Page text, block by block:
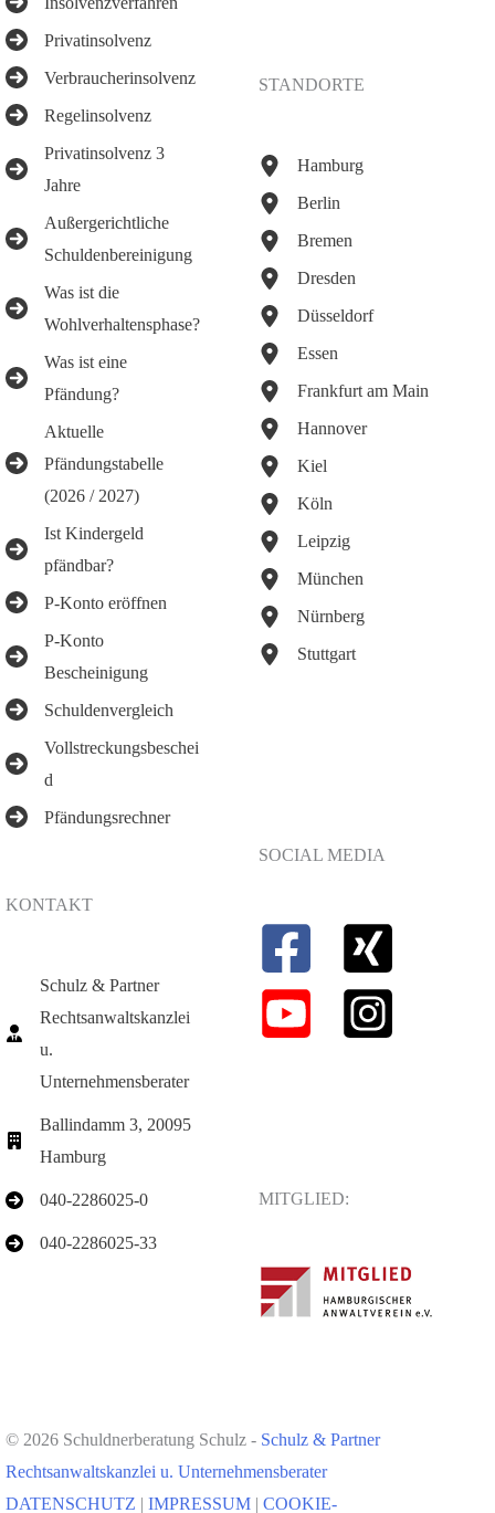
Privatinsolvenz
Verbraucherinsolvenz
Regelinsolvenz
Privatinsolvenz 3
Jahre
Außergerichtliche
Schuldenbereinigung
Was ist die
Wohlverhaltensphase?
Was ist eine
Pfändung?
Aktuelle
Pfändungstabelle
(2026 / 2027)
Ist Kindergeld
pfändbar?
P-Konto eröffnen
P-Konto
Bescheinigung
Schuldenvergleich
Vollstreckungsbeschei
d
Pfändungsrechner
STANDORTE
Hamburg
Berlin
Bremen
Dresden
Düsseldorf
Essen
Frankfurt am Main
Hannover
Kiel
Köln
Leipzig
München
Nürnberg
Stuttgart
KONTAKT
Schulz & Partner
Rechtsanwaltskanzlei
u.
Unternehmensberater
Ballindamm 3, 20095
Hamburg
040-2286025-0
040-2286025-33
SOCIAL MEDIA
MITGLIED:
© 2026 Schuldnerberatung Schulz - Schulz & Partner
Rechtsanwaltskanzlei u. Unternehmensberater
DATENSCHUTZ | IMPRESSUM | COOKIE-